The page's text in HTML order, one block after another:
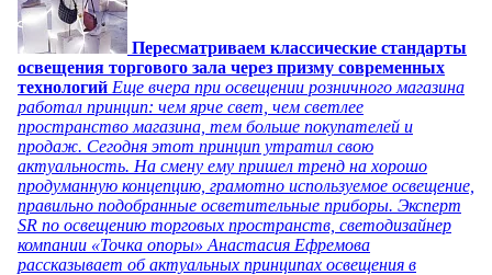
Пересматриваем классические стандарты
освещения торгового зала через призму современных
технологий Еще вчера при освещении розничного магазина
работал принцип: чем ярче свет, чем светлее
пространство магазина, тем больше покупателей и
продаж. Сегодня этот принцип утратил свою
актуальность. На смену ему пришел тренд на хорошо
продуманную концепцию, грамотно используемое освещение,
правильно подобранные осветительные приборы. Эксперт
SR по освещению торговых пространств, светодизайнер
компании «Точка опоры» Анастасия Ефремова
рассказывает об актуальных принципах освещения в